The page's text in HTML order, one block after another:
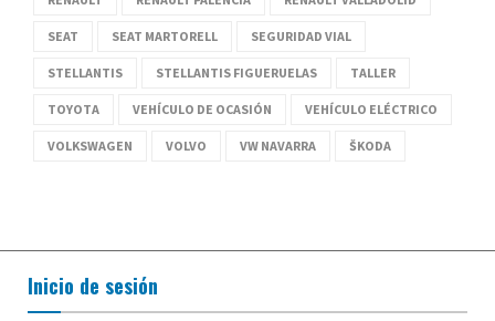
SEAT SEAT MARTORELL SEGURIDAD VIAL
STELLANTIS STELLANTIS FIGUERUELAS TALLER
TOYOTA VEHÍCULO DE OCASIÓN VEHÍCULO ELÉCTRICO
VOLKSWAGEN VOLVO VW NAVARRA ŠKODA
Inicio de sesión